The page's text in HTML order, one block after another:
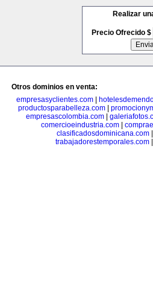
Realizar
Precio Ofrecido $
Otros dominios en venta:
empresasyclientes.com
productosparabelleza.com
empresascolombia.com
comercioeindustria.com|
clasificadosdominicana.com
trabajadorestemporales.com